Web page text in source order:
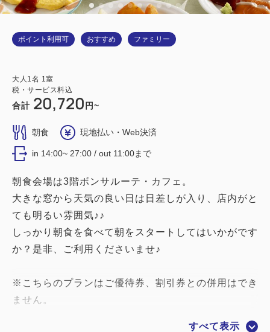
ポイント利用可 おすすめ ファミリー
大人 1 名 1 室
税・サービス料込
合計 20,720 円~
朝食 現地払い・Web決済
in 14:00~ 27:00 / out 11:00まで
朝食会場は3階ボンサルーテ・カフェ。
大きな窓から天気の良い日は日差しが入り、店内がと
ても明るい雰囲気♪♪
しっかり朝食を食べて朝をスタートしてはいかがです
か？是非、ご利用くださいませ♪
※こちらのプランはご優待券、割引券との併用はでき
ません。
すべて表示